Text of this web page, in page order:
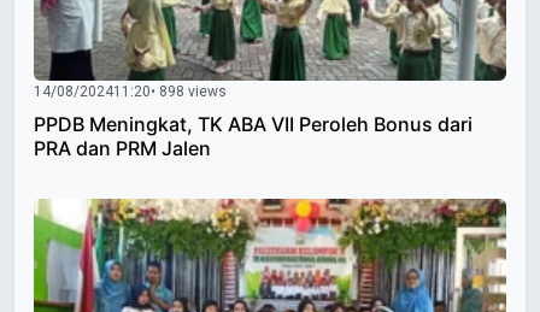
14/08/202411:20• 898 views
PPDB Meningkat, TK ABA VII Peroleh Bonus dari
PRA dan PRM Jalen